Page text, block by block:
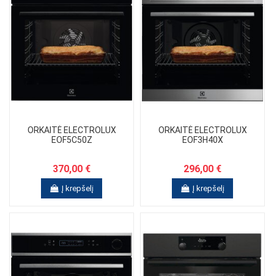
ORKAITĖ ELECTROLUX
EOF5C50Z
370,00 €
Į krepšelį
ORKAITĖ ELECTROLUX
EOF3H40X
296,00 €
Į krepšelį